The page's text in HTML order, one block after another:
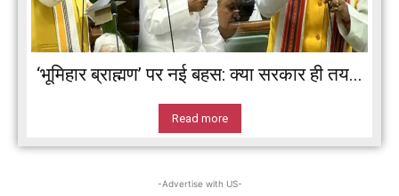
‘भूमिहार ब्राह्मण’ पर नई बहस: क्या सरकार ही तय...
Read more
-Advertise with US-